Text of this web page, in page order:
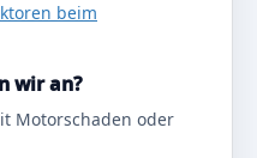
beim
wir an?
Motorschaden oder